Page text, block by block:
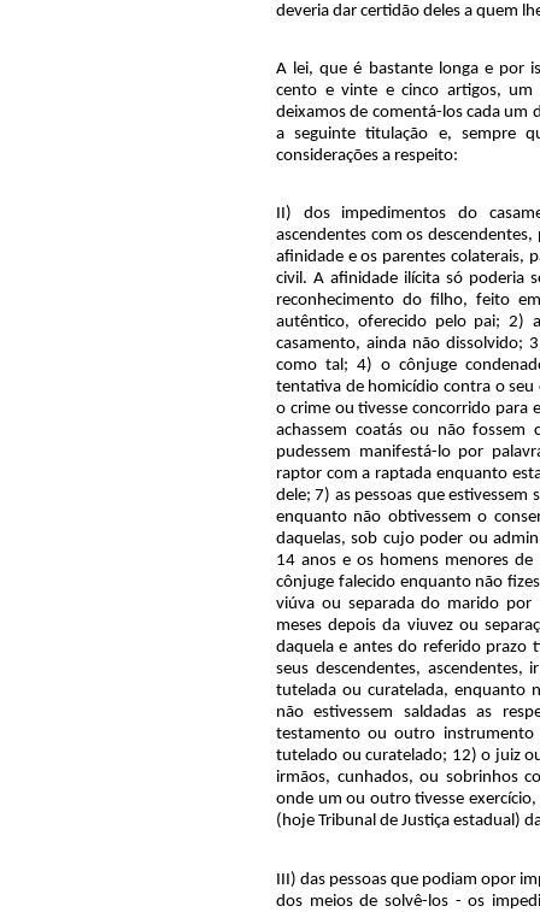
deveria dar certidão deles a quem
A lei, que é bastante longa e por
cento e vinte e cinco artigos, um
deixamos de comentá-los cada um
a seguinte titulação e, sempre
considerações a respeito:
II) dos impedimentos do
ascendentes com os
afinidade e os parentes colaterais,
civil. A afinidade ilícita só poderia
reconhecimento do filho, feito
autêntico, oferecido pelo pai; 2)
casamento, ainda não dissolvido;
como tal; 4) o cônjuge
tentativa de homicídio contra o seu
o crime ou tivesse concorrido para
achassem coatás ou não fossem
pudessem manifestá-lo por
raptor com a raptada enquanto
dele; 7) as pessoas que
enquanto não obtivessem o
daquelas, sob cujo poder ou
14 anos e os homens menores
cônjuge falecido enquanto não
viúva ou separada do marido por
meses depois da viuvez ou
daquela e antes do referido
seus descendentes, ascendentes,
tutelada ou curatelada, enquanto
não estivessem saldadas as
testamento ou outro
tutelado ou curatelado; 12) o juiz
irmãos, cunhados, ou sobrinhos
onde um ou outro tivesse exercício,
(hoje Tribunal de Justiça estadual)
III) das pessoas que podiam opor
dos meios de solvê-los - os